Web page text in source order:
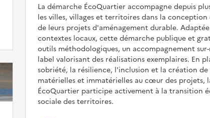
La démarche ÉcoQuartier accompagne depuis
les villes, villages et territoires dans la conception
de leurs projets d'aménagement durable.
contextes locaux, cette démarche publique et
outils méthodologiques, un accompagnement
label valorisant des réalisations exemplaires. En
sobriété, la résilience, l'inclusion et la création de
matérielles et immatérielles au cœur des projets,
ÉcoQuartier participe activement à la transition
sociale des territoires.